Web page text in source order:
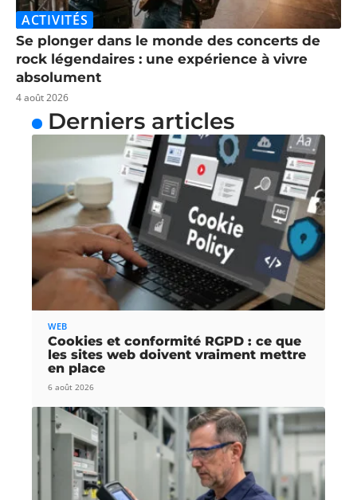
ACTIVITÉS
Se plonger dans le monde des concerts de
rock légendaires : une expérience à vivre
absolument
4 août 2026
Derniers articles
WEB
Cookies et conformité RGPD : ce que
les sites web doivent vraiment mettre
en place
6 août 2026